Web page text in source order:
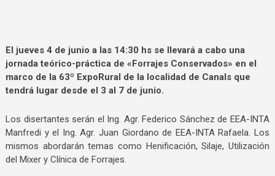
El jueves 4 de junio a las 14:30 hs se llevará a cabo una
jornada teórico-práctica de «Forrajes Conservados» en el
marco de la 63º ExpoRural de la localidad de Canals que
tendrá lugar desde el 3 al 7 de junio.
Los disertantes serán el Ing. Agr. Federico Sánchez de EEA-INTA
Manfredi y el Ing. Agr. Juan Giordano de EEA-INTA Rafaela. Los
mismos abordarán temas como Henificación, Silaje, Utilización
del Mixer y Clínica de Forrajes.